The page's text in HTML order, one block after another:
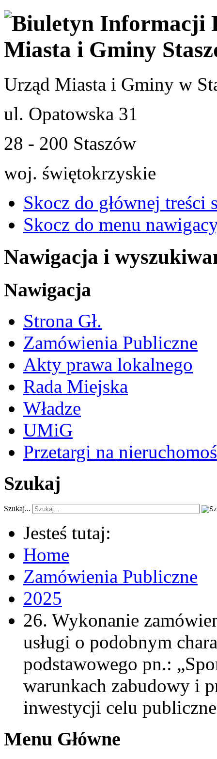
Urząd Miasta i Gminy w
ul. Opatowska 31
28 - 200 Staszów
woj. świętokrzyskie
Skocz do głównej treści
Skocz do menu
Nawigacja i
Nawigacja
Strona Gł.
Zamówienia Publiczne
Akty prawa lokalnego
Rada Miejska
Władze
UMiG
Przetargi na
Szukaj
Szukaj...
Jesteś tutaj:
Home
Zamówienia Publiczne
2025
26. Wykonanie
usługi o podobnym
podstawowego pn.:
warunkach zabudowy i
inwestycji celu
Menu Główne